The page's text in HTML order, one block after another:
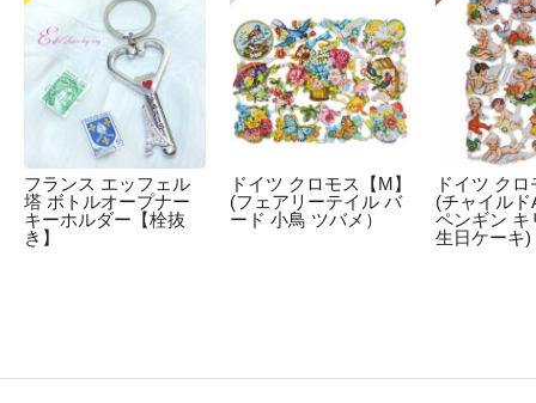
フランス エッフェル
塔 ボトルオープナー
キーホルダー【栓抜
き】
ドイツ クロモス【M】
(フェアリーテイル バ
ード 小鳥 ツバメ）
ドイツ ク
(チャイルド
ペンギン キ
生日ケーキ)